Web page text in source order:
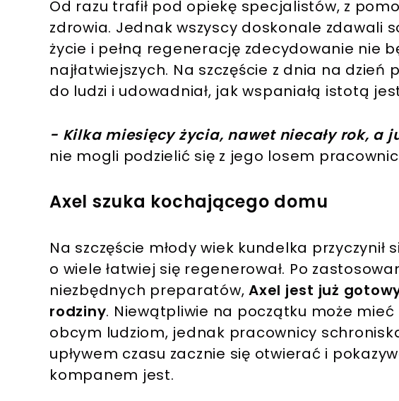
Od razu trafił pod opiekę specjalistów, z
zdrowia. Jednak wszyscy doskonale zdawali
życie i pełną regenerację zdecydowanie nie
najłatwiejszych. Na szczęście z dnia na dzień
do ludzi i udowadniał, jak wspaniałą istotą
- Kilka miesięcy życia, nawet niecały rok, a
nie mogli podzielić się z jego losem
Axel szuka kochającego domu
Na szczęście młody wiek kundelka
o wiele łatwiej się regenerował. Po
niezbędnych preparatów, Axel jest już
rodziny. Niewątpliwie na początku może
obcym ludziom, jednak pracownicy
upływem czasu zacznie się otwierać i
kompanem jest.